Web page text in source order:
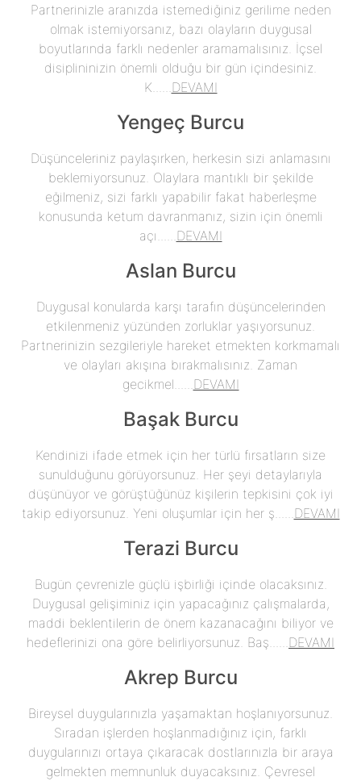
Partnerinizle aranızda istemediğiniz gerilime neden
olmak istemiyorsanız, bazı olayların duygusal
boyutlarında farklı nedenler aramamalısınız. İçsel
disiplininizin önemli olduğu bir gün içindesiniz.
K...... DEVAMI
Yengeç Burcu
Düşünceleriniz paylaşırken, herkesin sizi anlamasını
beklemiyorsunuz. Olaylara mantıklı bir şekilde
eğilmeniz, sizi farklı yapabilir fakat haberleşme
konusunda ketum davranmanız, sizin için önemli
açı...... DEVAMI
Aslan Burcu
Duygusal konularda karşı tarafın düşüncelerinden
etkilenmeniz yüzünden zorluklar yaşıyorsunuz.
Partnerinizin sezgileriyle hareket etmekten korkmamalı
ve olayları akışına bırakmalısınız. Zaman
gecikmel...... DEVAMI
Başak Burcu
Kendinizi ifade etmek için her türlü fırsatların size
sunulduğunu görüyorsunuz. Her şeyi detaylarıyla
düşünüyor ve görüştüğünüz kişilerin tepkisini çok iyi
takip ediyorsunuz. Yeni oluşumlar için her ş...... DEVAMI
Terazi Burcu
Bugün çevrenizle güçlü işbirliği içinde olacaksınız.
Duygusal gelişiminiz için yapacağınız çalışmalarda,
maddi beklentilerin de önem kazanacağını biliyor ve
hedeflerinizi ona göre belirliyorsunuz. Baş...... DEVAMI
Akrep Burcu
Bireysel duygularınızla yaşamaktan hoşlanıyorsunuz.
Sıradan işlerden hoşlanmadığınız için, farklı
duygularınızı ortaya çıkaracak dostlarınızla bir araya
gelmekten memnunluk duyacaksınız. Çevresel